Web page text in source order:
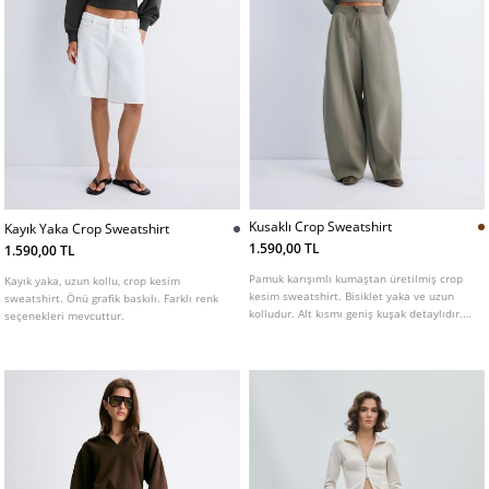
Kayık Yaka Crop Sweatshirt
1.590,00 TL
Kayık yaka, uzun kollu, crop kesim
sweatshirt. Önü grafik baskılı. Farklı renk
seçenekleri mevcuttur.
Kusaklı Crop Sweatshirt
1.590,00 TL
Pamuk karışımlı kumaştan üretilmiş crop
kesim sweatshirt. Bisiklet yaka ve uzun
kolludur. Alt kısmı geniş kuşak detaylıdır.